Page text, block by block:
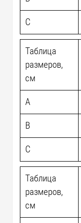
C
Таблица
размеров,
см
A
B
C
Таблица
размеров,
см